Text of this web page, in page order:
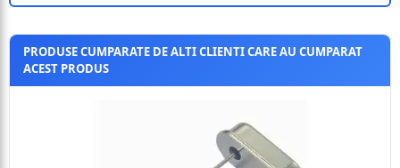
PRODUSE CUMPARATE DE ALTI CLIENTI CARE AU CUMPARAT
ACEST PRODUS